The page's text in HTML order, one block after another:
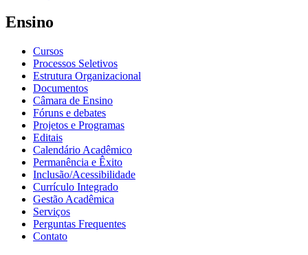
Ensino
Cursos
Processos Seletivos
Estrutura Organizacional
Documentos
Câmara de Ensino
Fóruns e debates
Projetos e Programas
Editais
Calendário Acadêmico
Permanência e Êxito
Inclusão/Acessibilidade
Currículo Integrado
Gestão Acadêmica
Serviços
Perguntas Frequentes
Contato